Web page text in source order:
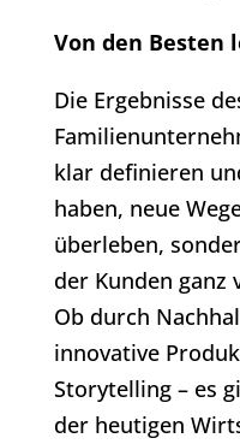
Von den Besten
Die Ergebnisse
klar definieren
haben, neue
überleben,
der Kunden ganz
Ob durch
innovative
Storytelling – es
der heutigen